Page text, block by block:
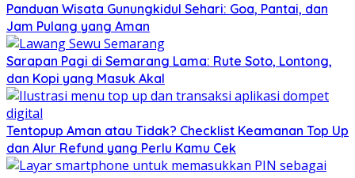
Panduan Wisata Gunungkidul Sehari: Goa, Pantai, dan
Jam Pulang yang Aman
Sarapan Pagi di Semarang Lama: Rute Soto, Lontong,
dan Kopi yang Masuk Akal
Tentopup Aman atau Tidak? Checklist Keamanan Top Up
dan Alur Refund yang Perlu Kamu Cek